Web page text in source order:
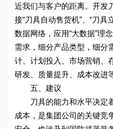
近我们与客户的距离。开发
接“刀具自动售货机”、“刀具
数据网络，应用“大数据”理
需求，细分产品类型，细分
计、计划投入、市场营销、
研发、质量提升、成本改进
五、建议
刀具的能力和水平决定
成本，是集团公司的关键竞